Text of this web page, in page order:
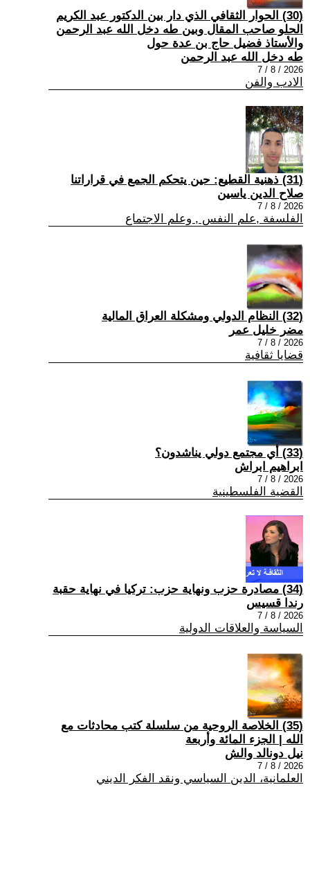
(30) الحوار الثقافي الذي دار بين الدكتور عبد الكريم
الحلو صاحب المقال وبين طه دخل الله عبد الرحمن
والأستاذ فضيل حاج بن عدة حول
طه دخل الله عبد الرحمن
2026 / 8 / 7
الادب والفن
(31) ذهنية القطيع: حين يتحكم الجمع في قراراتنا
صلاح الدين ياسين
2026 / 8 / 7
الفلسفة ,علم النفس , وعلم الاجتماع
(32) النظام الدولي ومشكلة العراق المالية
مضر خليل عمر
2026 / 8 / 7
قضايا ثقافية
(33) أي مجتمع دولي يناشدون؟
ابراهيم ابراش
2026 / 8 / 7
القضية الفلسطينية
(34) مصادرة حزب ونهاية حزب: تركيا في نهاية حقبة
رندا قسيس
2026 / 8 / 7
السياسة والعلاقات الدولية
(35) الخلاصة الروحية من سلسلة كتب محادثات مع
الله | الجزء المائة وأربعة
نيل دونالد والش
2026 / 8 / 7
العلمانية، الدين السياسي ونقد الفكر الديني